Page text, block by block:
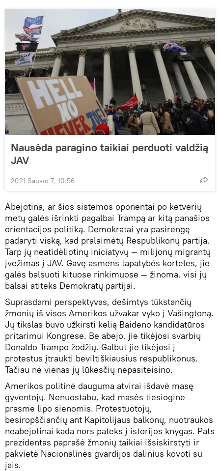
Nausėda paragino taikiai perduoti valdžią
JAV
2021 Sausio 7, 10:56
Abejotina, ar šios sistemos oponentai po ketverių
metų galės išrinkti pagalbai Trampą ar kitą panašios
orientacijos politiką. Demokratai yra pasirengę
padaryti viską, kad pralaimėtų Respublikonų partija.
Tarp jų neatidėliotinų iniciatyvų — milijonų migrantų
įvežimas į JAV. Gavę asmens tapatybės korteles, jie
galės balsuoti kituose rinkimuose — žinoma, visi jų
balsai atiteks Demokratų partijai.
Suprasdami perspektyvas, dešimtys tūkstančių
žmonių iš visos Amerikos užvakar vyko į Vašingtoną.
Jų tikslas buvo užkirsti kelią Baideno kandidatūros
pritarimui Kongrese. Be abejo, jie tikėjosi svarbių
Donaldo Trampo žodžių. Galbūt jie tikėjosi į
protestus įtraukti beviltiškiausius respublikonus.
Tačiau nė vienas jų lūkesčių nepasiteisino.
Amerikos politinė dauguma atvirai išdavė masę
gyventojų. Nenuostabu, kad masės tiesiogine
prasme lipo sienomis. Protestuotojų,
besiropščiančių ant Kapitolijaus balkonų, nuotraukos
neabejotinai kada nors pateks į istorijos knygas. Pats
prezidentas paprašė žmonių taikiai išsiskirstyti ir
pakvietė Nacionalinės gvardijos dalinius kovoti su
jais.